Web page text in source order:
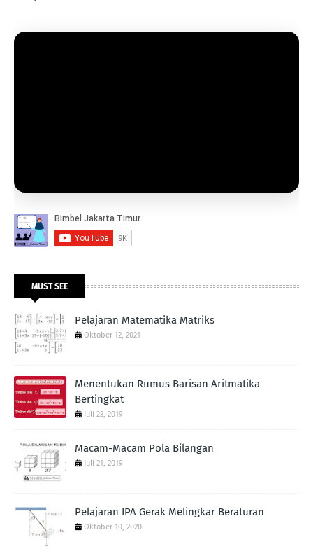
MUST SEE
Pelajaran Matematika Matriks
Oktober 12, 2021
Menentukan Rumus Barisan Aritmatika
Bertingkat
Juli 23, 2019
Macam-Macam Pola Bilangan
Juli 21, 2019
Pelajaran IPA Gerak Melingkar Beraturan
Oktober 10, 2020